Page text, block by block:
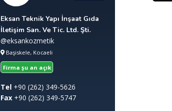
Eksan Teknik Yapı İnşaat Gıda
İletişim San. Ve Tic. Ltd. Şti.
@eksankozmetik
Başiskele, Kocaeli
Firma şu an açık
Tel +90 (262) 349-5626
Fax +90 (262) 349-5747